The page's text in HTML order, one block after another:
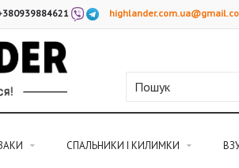
СПАЛЬНИКИ І КИЛИМКИ